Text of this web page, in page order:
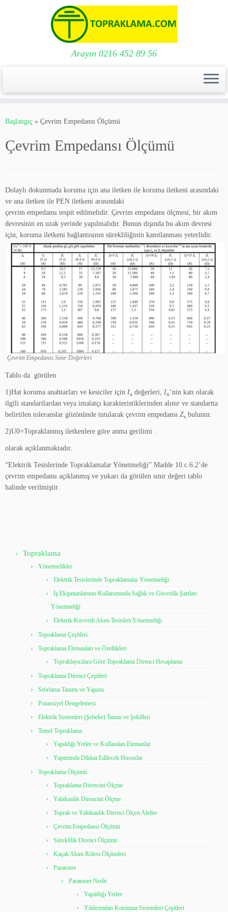
to
Arayın 0216 452 89 56
Başlangıç » Çevrim Empedansı Ölçümü
Çevrim Empedansı Ölçümü
Dolaylı dokunmada koruma için ana iletken ile koruma iletkeni arasındaki
ve ana iletken ile PEN iletkeni arasındaki
çevrim empedansı tespit edilmelidir. Çevrim empedansı ölçmesi, bir akım
devresinin en uzak yerinde yapılmalıdır. Bunun dışında bu akım devresi
için, koruma iletkeni bağlantısının sürekliliğinin kanıtlanması yeterlidir.
Çevrim Empedansı Sınır Değerleri
Tablo da görülen
1)Hat koruma anahtarları ve kesiciler için Ia değerleri, In’nin katı olarak
ilgili standartlardan veya imalatçı karakteristiklerinden alınır ve standartta
belirtilen toleranslar gözönünde tutularak çevrim empedansı Zs bulunur.
2)U0=Topraklanmış iletkenlere göre anma gerilimi .
olarak açıklanmaktadır.
“Elektrik Tesislerinde Topraklamalar Yönetmeliği” Madde 10.c.6.2’de
çevrim empedansı açıklanmış ve yukarı da görülen sınır değeri tablo
halinde verilmiştir.
Topraklama
Yönetmelikler
Elektrik Tesislerinde Topraklamalar Yönetmeliği
İş Ekipmanlarının Kullanımında Sağlık ve Güvenlik Şartları
Yönetmeliği
Elektrik Kuvvetli Akım Tesisleri Yönetmeliği
Topraklama Çeşitleri
Topraklama Elemanları ve Özellikleri
Topraklayıcılara Göre Topraklama Direnci Hesaplama
Topraklama Direnci Çeşitleri
Sıfırlama Tanımı ve Yapımı
Potansiyel Dengelemesi
Elektrik Sistemleri (Şebeke) Tanım ve Şekilleri
Temel Topraklama
Yapıldığı Yerler ve Kullanılan Elemanlar
Yapımında Dikkat Edilecek Hususlar
Topraklama Ölçümü
Topraklama Direncini Ölçme
Yalıtkanlık Direncini Ölçme
Toprak ve Yalıtkanlık Direnci Ölçen Aletler
Çevrim Empedansı Ölçümü
Süreklilik Direnci Ölçümü
Kaçak Akım Rölesi Ölçümleri
Paratoner
Paratoner Nedir
Yapıldığı Yerler
Yıldırımdan Korunma Sistemleri Çeşitleri